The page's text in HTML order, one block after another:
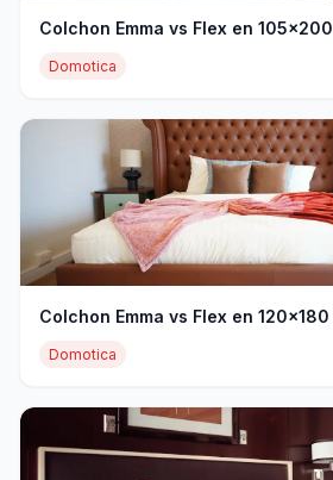
Colchon Emma vs Flex en 105x200
Domotica
Colchon Emma vs Flex en 120x180
Domotica